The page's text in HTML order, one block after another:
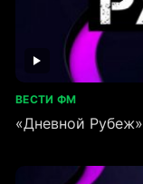
ВЕСТИ ФМ
«Дневной